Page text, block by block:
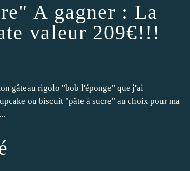
A gagner : La
valeur 209€!!!
gâteau rigolo "bob l'éponge" que j'ai
ou biscuit "pâte à sucre" au choix pour ma